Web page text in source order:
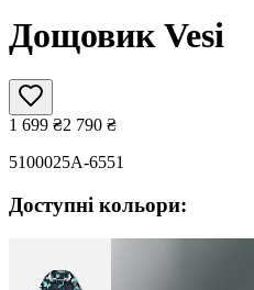
Дощовик Vesi
1 699 ₴2 790 ₴
5100025A-6551
Доступні кольори: